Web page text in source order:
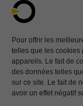
Pour offrir les
telles que les cookies
appareils. Le fait de
des données telles
sur ce site. Le fait de
avoir un effet négatif
commandes,